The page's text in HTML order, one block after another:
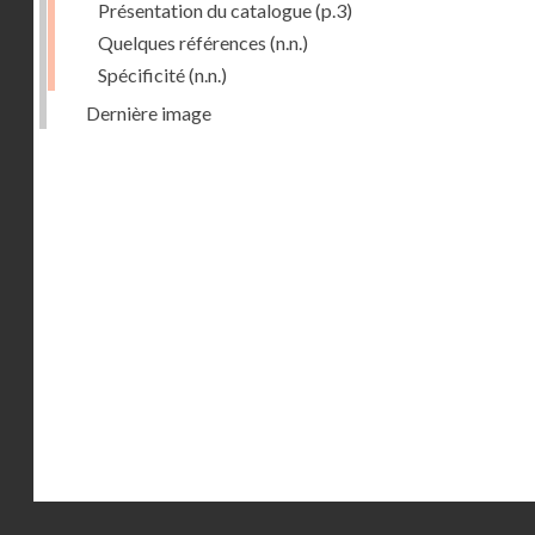
Présentation du catalogue(p.3)
Quelques références (n.n.)
Spécificité(n.n.)
Dernière image